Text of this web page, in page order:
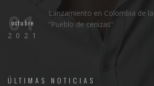
01
octubre
2021
Lanzamiento en Colombia de
“Pueblo de cenizas”
ÚLTIMAS NOTICIAS